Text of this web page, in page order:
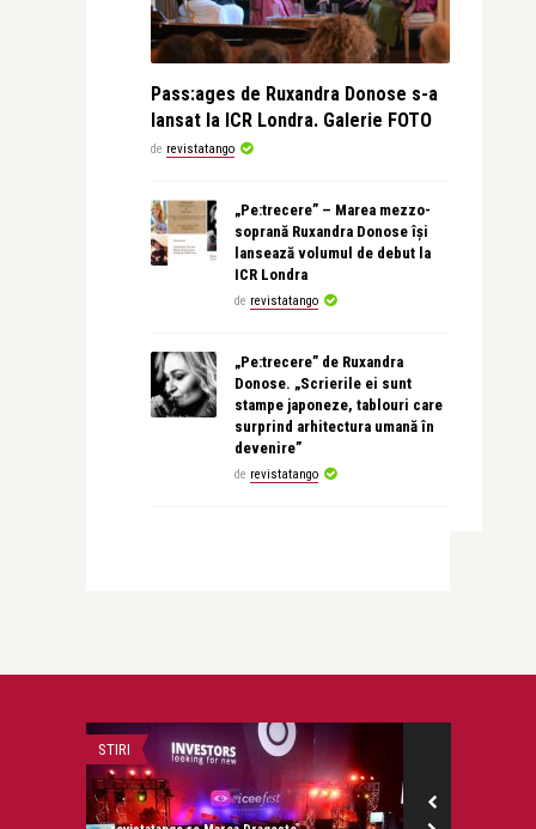
Pass:ages de Ruxandra Donose s-a
lansat la ICR Londra. Galerie FOTO
de revistatango
„Pe:trecere” – Marea mezzo-
soprană Ruxandra Donose își
lansează volumul de debut la
ICR Londra
de revistatango
„Pe:trecere” de Ruxandra
Donose. „Scrierile ei sunt
stampe japoneze, tablouri care
surprind arhitectura umană în
devenire”
de revistatango
STIRI